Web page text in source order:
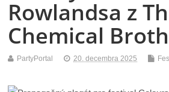
Rowlandsa z
Chemical
PartyPortal 20. decembra 2025